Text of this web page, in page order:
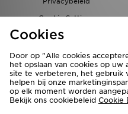
Cookie Settings
Bestellingen en Levering
Cookies
Door op "Alle cookies
het opslaan van cookies op uw
site te verbeteren, het gebruik
helpen bij onze
op elk moment worden
Bekijk ons cookiebeleid Cookie